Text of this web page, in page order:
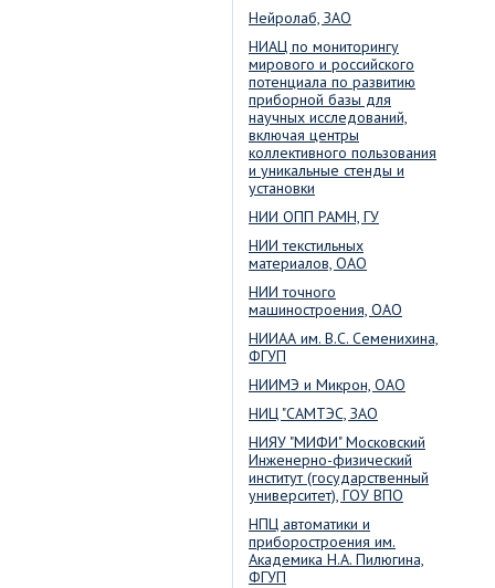
Нейролаб, ЗАО
НИАЦ по мониторингу
мирового и российского
потенциала по развитию
приборной базы для
научных исследований,
включая центры
коллективного пользования
и уникальные стенды и
установки
НИИ ОПП РАМН, ГУ
НИИ текстильных
материалов, ОАО
НИИ точного
машиностроения, ОАО
НИИАА им. В.С. Семенихина,
ФГУП
НИИМЭ и Микрон, ОАО
НИЦ "САМТЭС, ЗАО
НИЯУ "МИФИ" Московский
Инженерно-физический
институт (государственный
университет), ГОУ ВПО
НПЦ автоматики и
приборостроения им.
Академика Н.А. Пилюгина,
ФГУП